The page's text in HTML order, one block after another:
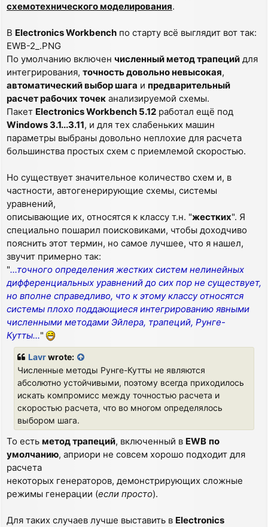
схемотехнического моделирования.
В Electronics Workbench по старту всё выглядит вот так:
EWB-2_.PNG
По умолчанию включен численный метод трапеций для
интегрирования, точность довольно невысокая,
автоматический выбор шага и предварительный
расчет рабочих точек анализируемой схемы.
Пакет Electronics Workbench 5.12 работал ещё под
Windows 3.1...3.11, и для тех слабеньких машин
параметры выбраны довольно неплохие для расчета
большинства простых схем с приемлемой скоростью.
Но существует значительное количество схем и, в
частности, автогенерирующие схемы, системы
уравнений,
описывающие их, относятся к классу т.н. "жестких". Я
специально пошарил поисковиками, чтобы доходчиво
пояснить этот термин, но самое лучшее, что я нашел,
звучит примерно так:
"...точного определения жестких систем нелинейных
дифференциальных уравнений до сих пор не существует,
но вполне справедливо, что к этому классу относятся
системы плохо поддающиеся интегрированию явными
численными методами Эйлера, трапеций, Рунге-
Кутты..."
Lavrwrote:
Численные методы Рунге-Кутты не являются
абсолютно устойчивыми, поэтому всегда приходилось
искать компромисс между точностью расчета и
скоростью расчета, что во многом определялось
выбором шага.
То есть метод трапеций, включенный в EWB по
умолчанию, априори не совсем хорошо подходит для
расчета
некоторых генераторов, демонстрирующих сложные
режимы генерации (если просто).
Для таких случаев лучше выставить в Electronics